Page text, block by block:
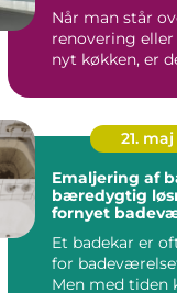
Når man står
renovering
nyt køkken, er
21. maj
Emaljering af
bæredygtig
fornyet
Et badekar er
for
Men med tiden